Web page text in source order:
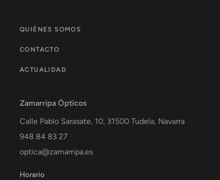
QUIÉNES SOMOS
CONTACTO
ACTUALIDAD
Zamarripa Ópticos
Calle Pablo Sarasate, 10, 31500 Tudela, Navarra
948 84 83 27
optica@zamarripa.es
Horario